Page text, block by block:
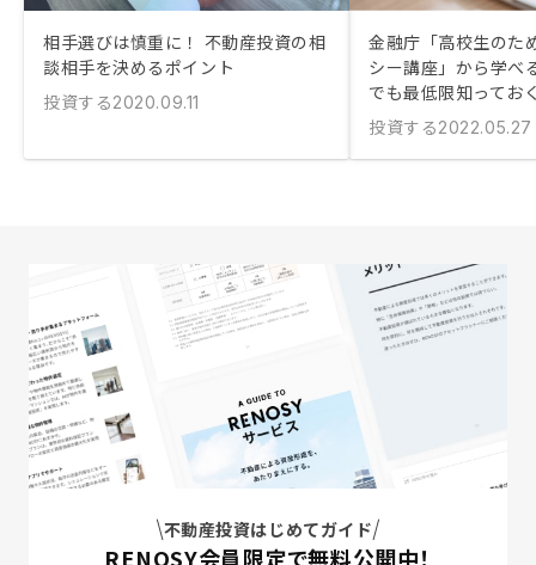
相手選びは慎重に！ 不動産投資の相
談相手を決めるポイント
投資する2020.09.11
金融庁「高校生のた
シー講座」から学べ
でも最低限知ってお
投資する2022.05.27
不動産投資はじめてガイド
RENOSY会員限定で無料公開中！